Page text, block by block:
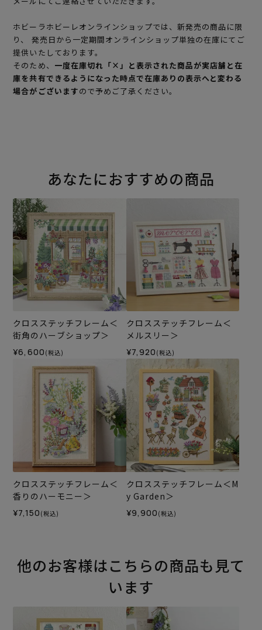
ホビーラホビーレオンラインショップでは、新発売の商品に限
り、 発売日から一定期間オンラインショップ単独の在庫にてご
提供いたしております。
そのため、 一度在庫切れ「×」と表示された商品が実店舗と在
庫を共有できるようになった時点で在庫ありの表示へと変わる
場合がございますので予めご了承ください。
あなたにおすすめの商品
クロスステッチフレーム＜
街角のハーブショップ＞
¥6,600 (税込)
クロスステッチフレーム＜
メルスリー＞
¥7,920 (税込)
クロスステッチフレーム＜
香りのハーモニー＞
¥7,150 (税込)
クロスステッチフレーム＜M
y Garden＞
¥9,900 (税込)
他のお客様はこちらの商品も見て
います